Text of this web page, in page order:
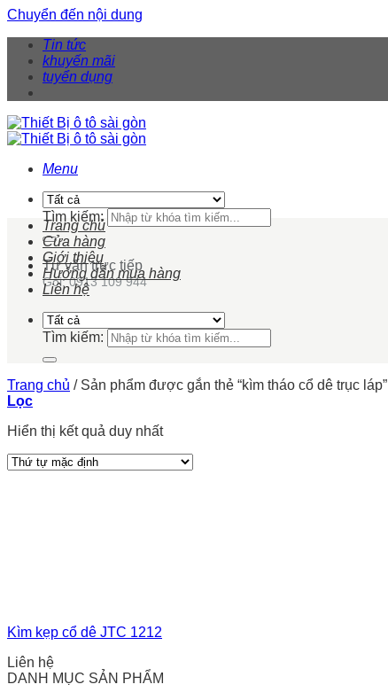
Chuyển đến nội dung
Tin tức
khuyến mãi
tuyển dụng
Menu
Tìm kiếm:
Tư vấn trực tiếp
Gọi: 0913 109 944
Trang chủ
Cửa hàng
Giới thiệu
Hướng dẫn mua hàng
Liên hệ
Tìm kiếm:
Trang chủ /Sản phẩm được gắn thẻ “kìm tháo cổ dê trục láp”
Lọc
Hiển thị kết quả duy nhất
Kìm kẹp cổ dê JTC 1212
Liên hệ
DANH MỤC SẢN PHẨM